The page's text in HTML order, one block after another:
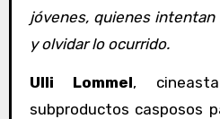
jóvenes, quienes intentan
y olvidar lo ocurrido.
Ulli Lommel,
subproductos casposos